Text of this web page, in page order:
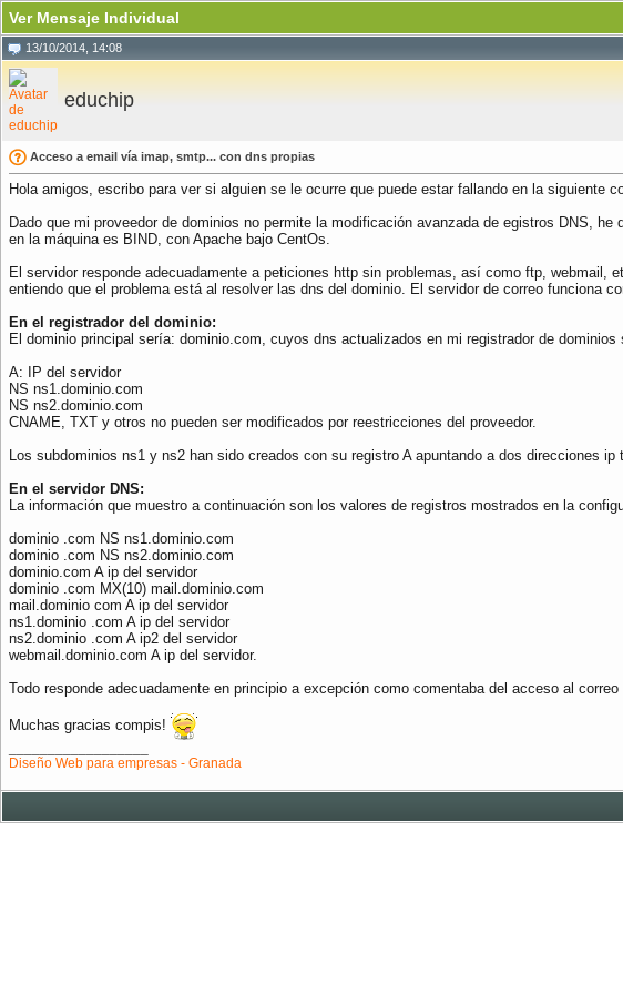
Ver Mensaje Individual
13/10/2014, 14:08
educhip
Acceso a email vía imap, smtp... con dns propias
Hola amigos, escribo para ver si alguien se le ocurre que puede estar fallando en la siguiente
Dado que mi proveedor de dominios no permite la modificación avanzada de egistros DNS,
en la máquina es BIND, con Apache bajo CentOs.
El servidor responde adecuadamente a peticiones http sin problemas, así como ftp,
entiendo que el problema está al resolver las dns del dominio. El servidor de correo funciona
En el registrador del dominio:
El dominio principal sería: dominio.com, cuyos dns actualizados en mi registrador de dominios
A: IP del servidor
NS ns1.dominio.com
NS ns2.dominio.com
CNAME, TXT y otros no pueden ser modificados por reestricciones del proveedor.
Los subdominios ns1 y ns2 han sido creados con su registro A apuntando a dos direcciones
En el servidor DNS:
La información que muestro a continuación son los valores de registros mostrados en la
dominio .com NS ns1.dominio.com
dominio .com NS ns2.dominio.com
dominio.com A ip del servidor
dominio .com MX(10) mail.dominio.com
mail.dominio com A ip del servidor
ns1.dominio .com A ip del servidor
ns2.dominio .com A ip2 del servidor
webmail.dominio.com A ip del servidor.
Todo responde adecuadamente en principio a excepción como comentaba del acceso al
Muchas gracias compis!
Diseño Web para empresas - Granada